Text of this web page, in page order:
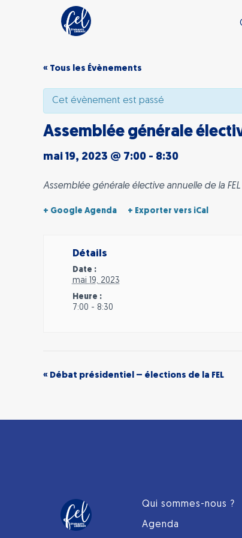
« Tous les Évènements
Cet évènement est passé
Assemblée générale
mai 19, 2023 @ 7:00 - 8:30
Assemblée générale élective annuelle de la FEL
+ Google Agenda + Exporter vers iCal
Détails
Date :
mai 19, 2023
Heure :
7:00 - 8:30
« Débat présidentiel – élections de la FEL
Qui sommes-nous ?
Agenda